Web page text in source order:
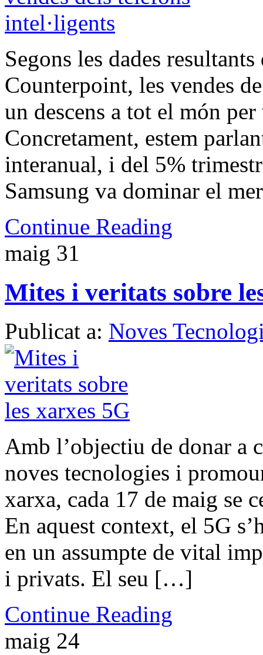
Segons les dades
Counterpoint, les vendes
un descens a tot el món
Concretament, estem
interanual, i del 5%
Samsung va dominar el
Continue Reading
maig 31
Mites i veritats sobre
Publicat a: Noves
Amb l’objectiu de donar a
noves tecnologies i
xarxa, cada 17 de maig se
En aquest context, el 5G
en un assumpte de vital
i privats. El seu […]
Continue Reading
maig 24